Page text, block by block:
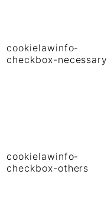
cookielawinfo-
checkbox-necessary
cookielawinfo-
checkbox-others